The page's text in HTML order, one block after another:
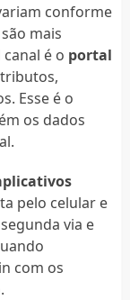
conforme
mais
é o portal
Esse é o
os dados
pelo celular e
via e
com os